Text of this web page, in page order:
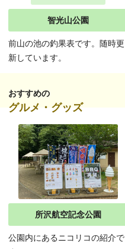
智光山公園
前山の池の釣果表です。随時更
新しています。
おすすめの
グルメ・グッズ
所沢航空記念公園
公園内にあるニコリコの紹介で